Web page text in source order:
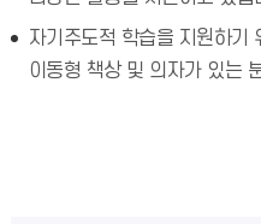
자기주도적 학습을 지원하기
이동형 책상 및 의자가 있는